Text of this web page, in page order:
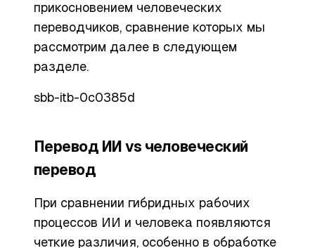
прикосновением человеческих
переводчиков, сравнение которых мы
рассмотрим далее в следующем
разделе.
sbb-itb-0c0385d
Перевод ИИ vs человеческий
перевод
При сравнении гибридных рабочих
процессов ИИ и человека появляются
четкие различия, особенно в обработке